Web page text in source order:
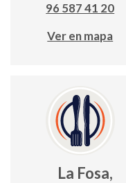
96 587 41 20
Ver en mapa
La Fosa,